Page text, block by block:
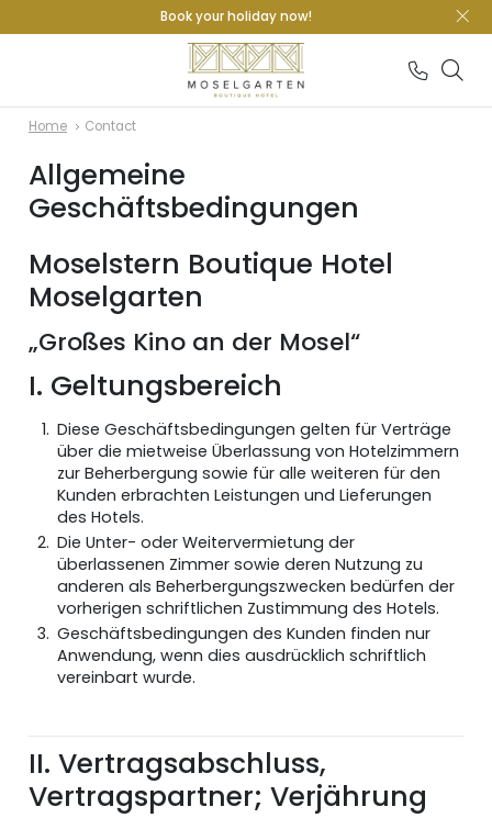
Book your holiday now!
Home Contact
Allgemeine
Geschäftsbedingungen
Moselstern Boutique Hotel
Moselgarten
„Großes Kino an der Mosel“
I. Geltungsbereich
Diese Geschäftsbedingungen gelten für Verträge
über die mietweise Überlassung von Hotelzimmern
zur Beherbergung sowie für alle weiteren für den
Kunden erbrachten Leistungen und Lieferungen
des Hotels.
Die Unter- oder Weitervermietung der
überlassenen Zimmer sowie deren Nutzung zu
anderen als Beherbergungszwecken bedürfen der
vorherigen schriftlichen Zustimmung des Hotels.
Geschäftsbedingungen des Kunden finden nur
Anwendung, wenn dies ausdrücklich schriftlich
vereinbart wurde.
II. Vertragsabschluss,
Vertragspartner; Verjährung